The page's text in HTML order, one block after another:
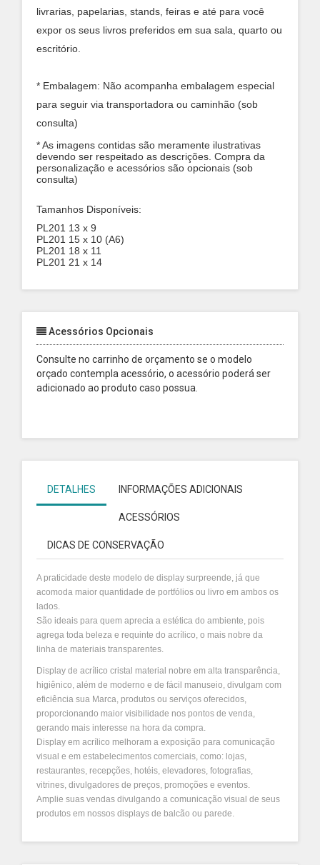
livrarias, papelarias, stands, feiras e até para você
expor os seus livros preferidos em sua sala, quarto ou
escritório.
* Embalagem: Não acompanha embalagem especial
para seguir via transportadora ou caminhão (sob
consulta)
* As imagens contidas são meramente ilustrativas
devendo ser respeitado as descrições. Compra da
personalização e acessórios são opcionais (sob
consulta)
Tamanhos Disponíveis:
PL201 13 x 9
PL201 15 x 10 (A6)
PL201 18 x 11
PL201 21 x 14
Acessórios Opcionais
Consulte no carrinho de orçamento se o modelo
orçado contempla acessório, o acessório poderá ser
adicionado ao produto caso possua.
DETALHES INFORMAÇÕES ADICIONAIS
ACESSÓRIOS
DICAS DE CONSERVAÇÃO
A praticidade deste modelo de display surpreende, já que
acomoda maior quantidade de portfólios ou livro em ambos os
lados.
São ideais para quem aprecia a estética do ambiente, pois
agrega toda beleza e requinte do acrílico, o mais nobre da
linha de materiais transparentes.
Display de acrílico cristal material nobre em alta transparência,
higiênico, além de moderno e de fácil manuseio, divulgam com
eficiência sua Marca, produtos ou serviços oferecidos,
proporcionando maior visibilidade nos pontos de venda,
gerando mais interesse na hora da compra.
Display em acrílico melhoram a exposição para comunicação
visual e em estabelecimentos comerciais, como: lojas,
restaurantes, recepções, hotéis, elevadores, fotografias,
vitrines, divulgadores de preços, promoções e eventos.
Amplie suas vendas divulgando a comunicação visual de seus
produtos em nossos displays de balcão ou parede.